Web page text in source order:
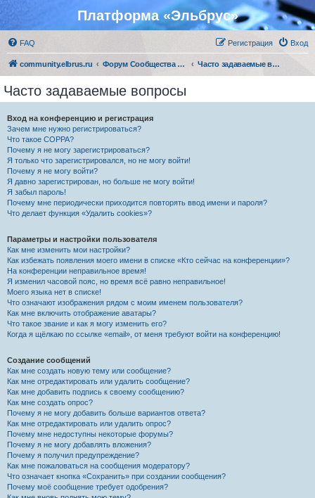
Платформа «Эльбрус»
FAQ Вход
Регистрация
community.elbrus.ru Форум Сообщества Эльбрус Часто задаваемые вопросы
Часто задаваемые вопросы
Вход на конференцию и регистрация
Зачем мне нужно регистрироваться?
Что такое COPPA?
Почему я не могу зарегистрироваться?
Я только что зарегистрировался, но не могу войти!
Почему я не могу войти?
Я давно зарегистрирован, но больше не могу войти!
Я забыл пароль!
Почему мне периодически приходится повторять ввод имени и пароля?
Что делает функция «Удалить cookies»?
Параметры и настройки пользователя
Как мне изменить мои настройки?
Как избежать появления моего имени в списке «Кто сейчас на конференции»?
На конференции неправильное время!
Я изменил часовой пояс, но время всё равно неправильное!
Моего языка нет в списке!
Что означают изображения рядом с моим именем пользователя?
Как мне включить отображение аватары?
Что такое звание и как я могу изменить его?
Когда я щёлкаю по ссылке «email», от меня требуют войти на конференцию!
Создание сообщений
Как мне создать новую тему или сообщение?
Как мне отредактировать или удалить сообщение?
Как мне добавить подпись к своему сообщению?
Как мне создать опрос?
Почему я не могу добавить больше вариантов ответа?
Как мне отредактировать или удалить опрос?
Почему мне недоступны некоторые форумы?
Почему я не могу добавлять вложения?
Почему я получил предупреждение?
Как мне пожаловаться на сообщения модератору?
Что означает кнопка «Сохранить» при создании сообщения?
Почему моё сообщение требует одобрения?